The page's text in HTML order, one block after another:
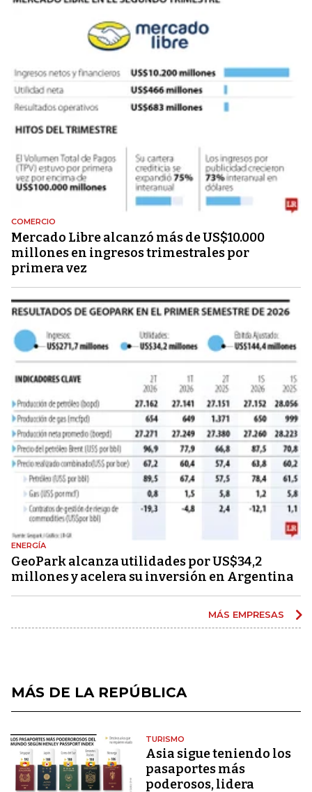
COMERCIO
Mercado Libre alcanzó más de US$10.000
millones en ingresos trimestrales por
primera vez
ENERGÍA
GeoPark alcanza utilidades por US$34,2
millones y acelera su inversión en Argentina
MÁS EMPRESAS
MÁS DE LA REPÚBLICA
TURISMO
Asia sigue teniendo los
pasaportes más
poderosos, lidera